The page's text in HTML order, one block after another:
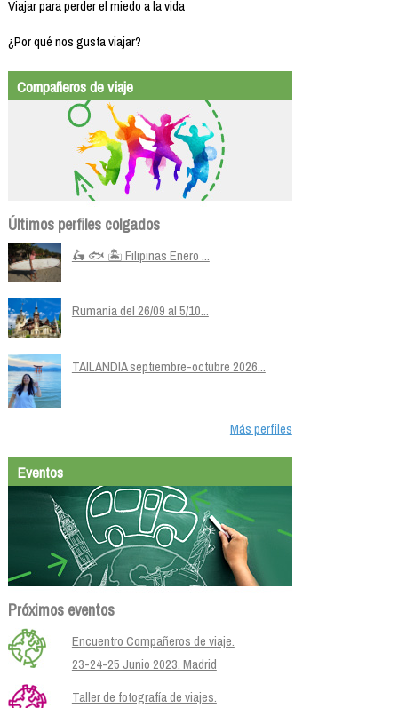
Viajar para perder el miedo a la vida
¿Por qué nos gusta viajar?
Compañeros de viaje
Últimos perfiles colgados
🛵 🐟 🏝️ Filipinas Enero ...
Rumanía del 26/09 al 5/10...
TAILANDIA septiembre-octubre 2026...
Más perfiles
Eventos
Próximos eventos
Encuentro Compañeros de viaje.
23-24-25 Junio 2023. Madrid
Taller de fotografía de viajes.